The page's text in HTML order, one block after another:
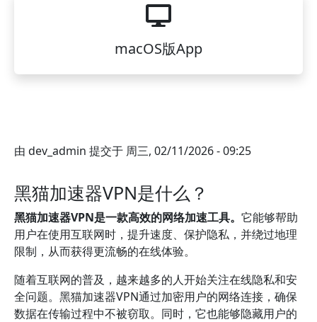
macOS版App
由 dev_admin 提交于 周三, 02/11/2026 - 09:25
黑猫加速器VPN是什么？
黑猫加速器VPN是一款高效的网络加速工具。 它能够帮助
用户在使用互联网时，提升速度、保护隐私，并绕过地理
限制，从而获得更流畅的在线体验。
随着互联网的普及，越来越多的人开始关注在线隐私和安
全问题。黑猫加速器VPN通过加密用户的网络连接，确保
数据在传输过程中不被窃取。同时，它也能够隐藏用户的